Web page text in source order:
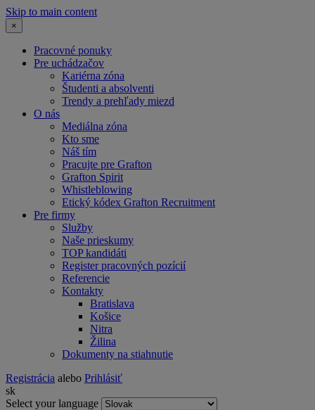
Skip to main content
×
Pracovné ponuky
Pre uchádzačov
Kariérna zóna
Študenti a absolventi
Trendy a prehľady miezd
O nás
Mediálna zóna
Kto sme
Náš tím
Pracujte pre Grafton
Grafton Spirit
Whistleblowing
Etický kódex Grafton Recruitment
Pre firmy
Služby
Naše prieskumy
TOP kandidáti
Register pracovných pozícií
Referencie
Kontakty
Bratislava
Košice
Nitra
Žilina
Dokumenty na stiahnutie
Registrácia alebo Prihlásiť
sk
Select your language